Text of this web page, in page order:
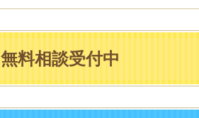
無料相談受付中